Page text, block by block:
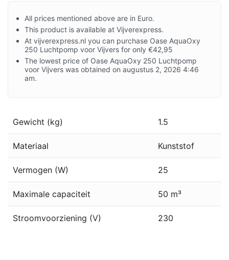
All prices mentioned above are in Euro.
This product is available at Vijverexpress.
At vijverexpress.nl you can purchase Oase AquaOxy
250 Luchtpomp voor Vijvers for only €42,95
The lowest price of Oase AquaOxy 250 Luchtpomp
voor Vijvers was obtained on augustus 2, 2026 4:46
am.
Gewicht (kg) 1.5
Materiaal Kunststof
Vermogen (W) 25
Maximale capaciteit 50 m³
Stroomvoorziening (V) 230